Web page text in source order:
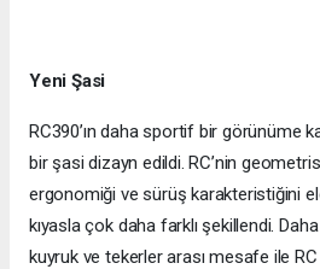
Yeni Şasi
RC390’ın daha sportif bir görünüme
bir şasi dizayn edildi. RC’nin
ergonomiği ve sürüş karakteristiğini
kıyasla çok daha farklı şekillendi.
kuyruk ve tekerler arası mesafe ile